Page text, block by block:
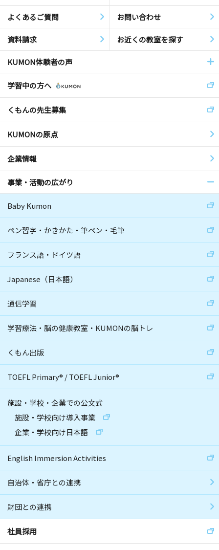
よくあるご質問 お問い合わせ
資料請求 お近くの教室を探す
KUMON体験者の声
学習中の方へ
くもんの先生募集
KUMONの原点
企業情報
事業・活動の広がり
Baby Kumon
ペン習字・かきかた・筆ペン・毛筆
フランス語・ドイツ語
Japanese（日本語）
通信学習
学習療法・脳の健康教室・KUMONの脳トレ
くもん出版
TOEFL Primary® /TOEFL Junior®
施設・学校・企業での公文式
施設・学校向け導入事業
企業・学校向け日本語
English Immersion Activities
自治体・省庁との連携
財団との連携
社員採用